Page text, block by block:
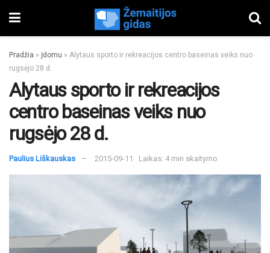
Pradžia » Įdomu » Alytaus sporto ir rekreacijos centro baseinas veiks nuo
rugsėjo 28 d.
Alytaus sporto ir rekreacijos
centro baseinas veiks nuo
rugsėjo 28 d.
Paulius Liškauskas 2015-09-11 Laikas: 4 min skaitymo